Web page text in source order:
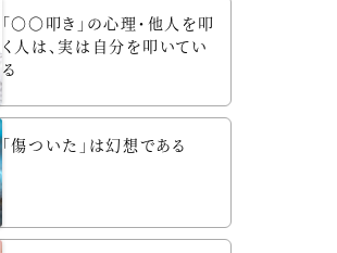
「〇〇叩き」の心理・他人を叩
く人は、実は自分を叩いてい
る
「傷ついた」は幻想である